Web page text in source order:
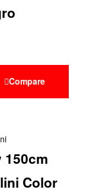
Compare
150cm
Color